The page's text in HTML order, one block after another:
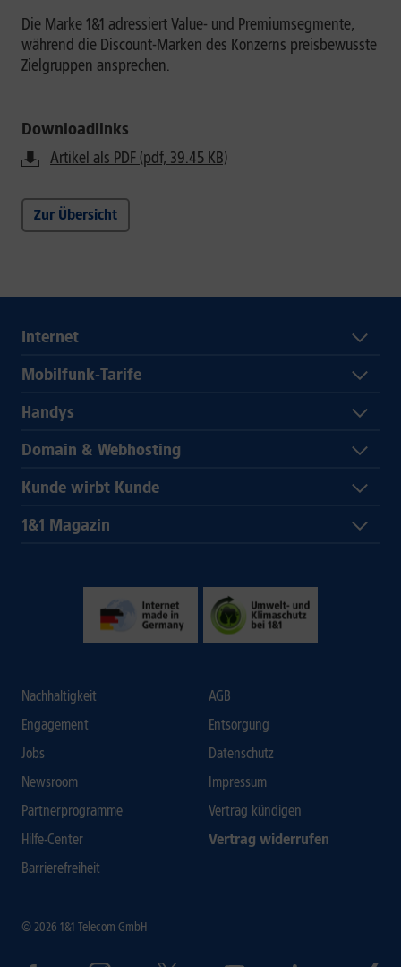
Die Marke 1&1 adressiert Value- und Premiumsegmente,
während die Discount-Marken des Konzerns preisbewusste
Zielgruppen ansprechen.
Downloadlinks
Artikel als PDF (pdf, 39.45 KB)
Zur Übersicht
Internet
Mobilfunk-Tarife
Handys
Domain & Webhosting
Kunde wirbt Kunde
1&1 Magazin
Nachhaltigkeit
Engagement
Jobs
Newsroom
Partnerprogramme
Hilfe-Center
Barrierefreiheit
AGB
Entsorgung
Datenschutz
Impressum
Vertrag kündigen
Vertrag widerrufen
© 2026 1&1 Telecom GmbH